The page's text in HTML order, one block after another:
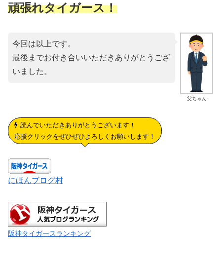
頑張れタイガース！
父ちゃん
今回は以上です。
最後までお付き合いいただきありがとうござ
いました。
読んでいただきありがとうございます！
応援クリックをぜひぜひよろしくお願いします！
にほんブログ村
阪神タイガースランキング